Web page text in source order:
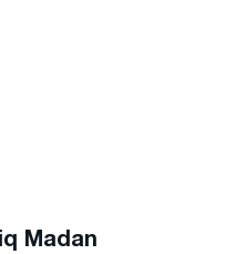
Madan